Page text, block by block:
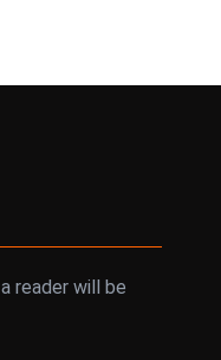
reader will be